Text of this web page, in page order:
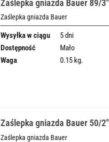
Zaślepka gniazda Bauer 89/3"
Zaślepka gniazda Bauer
Wysyłka w ciągu
5 dni
Dostępność
Mało
Waga
0.15 kg.
Zaślepka gniazda Bauer 50/2"
Zaślepka gniazda Bauer